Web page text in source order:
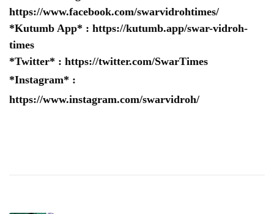
https://www.facebook.com/swarvidrohtimes/
*Kutumb App* : https://kutumb.app/swar-vidroh-
times
*Twitter* : https://twitter.com/SwarTimes
*Instagram* :
https://www.instagram.com/swarvidroh/